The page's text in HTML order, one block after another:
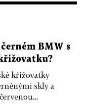
BMW s
křižovatky
skly a